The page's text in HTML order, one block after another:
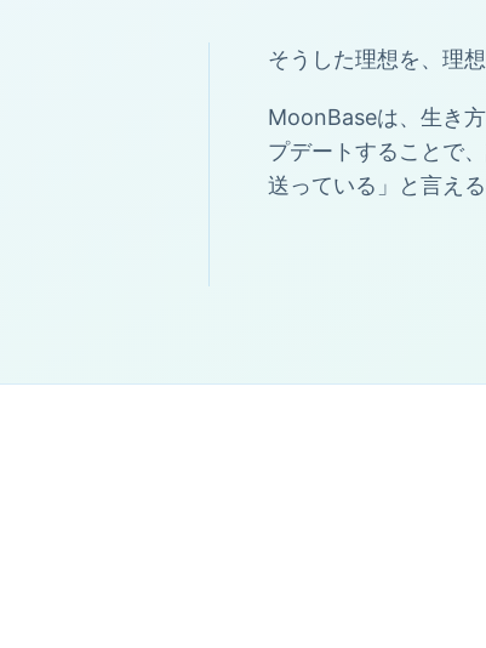
そうした理想を、理
MoonBaseは、生き
プデートすることで
送っている」と言え